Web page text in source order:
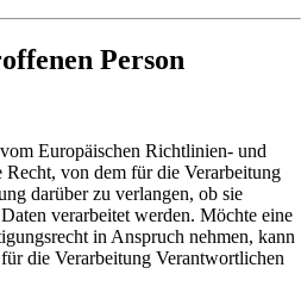
Person
Europäischen Richtlinien- und
Recht, von dem für die Verarbeitung
darüber zu verlangen, ob sie
verarbeitet werden. Möchte eine
in Anspruch nehmen, kann
die Verarbeitung Verantwortlichen